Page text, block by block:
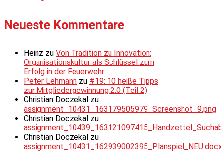
Neueste Kommentare
Heinz zu Von Tradition zu Innovation:
Organisationskultur als Schlüssel zum
Erfolg in der Feuerwehr
Peter Lehmann zu #19: 10 heiße Tipps
zur Mitgliedergewinnung 2.0 (Teil 2)
Christian Doczekal zu
assignment_10431_163179505979_Screenshot_9.png
Christian Doczekal zu
Christian Doczekal zu